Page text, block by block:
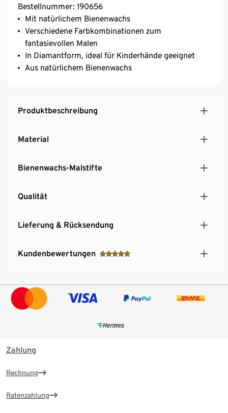
Bestellnummer: 190656
Mit natürlichem Bienenwachs
Verschiedene Farbkombinationen zum
fantasievollen Malen
In Diamantform, ideal für Kinderhände geeignet
Aus natürlichem Bienenwachs
Produktbeschreibung
Material
Bienenwachs-Malstifte
Qualität
Lieferung & Rücksendung
Kundenbewertungen
Zahlung
Rechnung
Ratenzahlung